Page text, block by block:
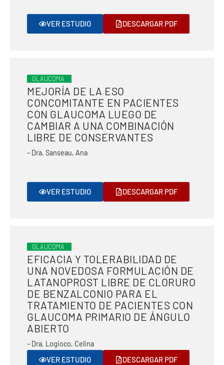
VER ESTUDIO DESCARGAR PDF
GLAUCOMA
MEJORÍA DE LA ESO
CONCOMITANTE EN PACIENTES
CON GLAUCOMA LUEGO DE
CAMBIAR A UNA COMBINACIÓN
LIBRE DE CONSERVANTES
– Dra. Sanseau, Ana
VER ESTUDIO DESCARGAR PDF
GLAUCOMA
EFICACIA Y TOLERABILIDAD DE
UNA NOVEDOSA FORMULACIÓN DE
LATANOPROST LIBRE DE CLORURO
DE BENZALCONIO PARA EL
TRATAMIENTO DE PACIENTES CON
GLAUCOMA PRIMARIO DE ÁNGULO
ABIERTO
– Dra. Logioco, Celina
VER ESTUDIO DESCARGAR PDF